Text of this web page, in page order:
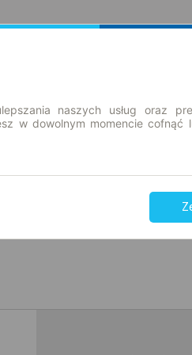
naszych usług oraz
w dowolnym momencie cofnąć